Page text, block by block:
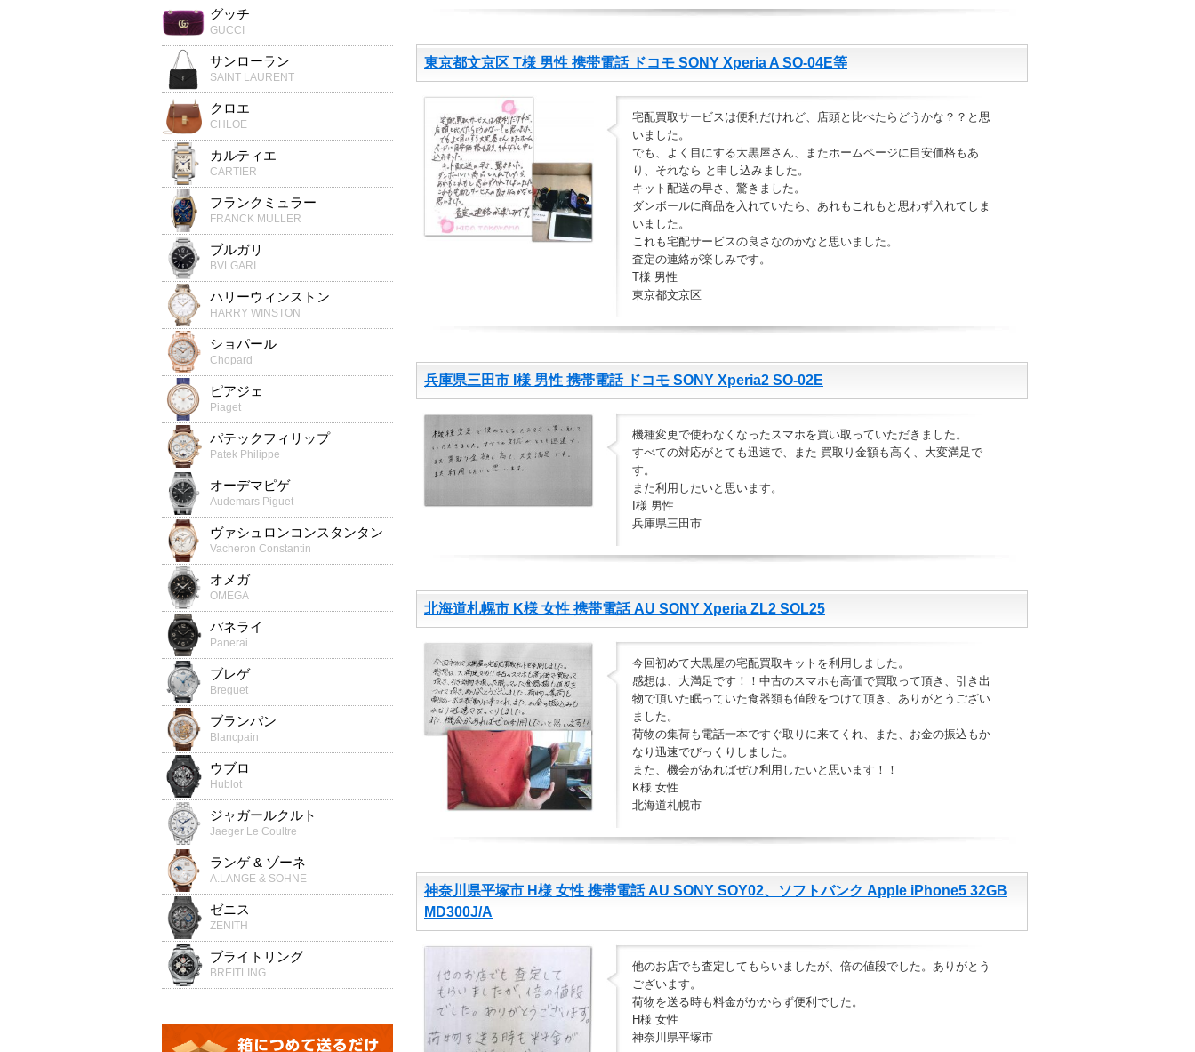
東京都文京区 T様 男性 携帯電話 ドコモ SONY Xperia A SO-04E等
宅配買取サービスは便利だけれど、店頭と比べたらどうかな？？と思
いました。
でも、よく目にする大黒屋さん、またホームページに目安価格もあ
り、それなら と申し込みました。
キット配送の早さ、驚きました。
ダンボールに商品を入れていたら、あれもこれもと思わず入れてしま
いました。
これも宅配サービスの良さなのかなと思いました。
査定の連絡が楽しみです。
T様 男性
東京都文京区
兵庫県三田市 I様 男性 携帯電話 ドコモ SONY Xperia2 SO-02E
機種変更で使わなくなったスマホを買い取っていただきました。
すべての対応がとても迅速で、また 買取り金額も高く、大変満足で
す。
また利用したいと思います。
I様 男性
兵庫県三田市
北海道札幌市 K様 女性 携帯電話 AU SONY Xperia ZL2 SOL25
今回初めて大黒屋の宅配買取キットを利用しました。
感想は、大満足です！！中古のスマホも高価で買取って頂き、引き出
物で頂いた眠っていた食器類も値段をつけて頂き、ありがとうござい
ました。
荷物の集荷も電話一本ですぐ取りに来てくれ、また、お金の振込もか
なり迅速でびっくりしました。
また、機会があればぜひ利用したいと思います！！
K様 女性
北海道札幌市
神奈川県平塚市 H様 女性 携帯電話 AU SONY SOY02、ソフトバンク Apple iPhone5 32GB
MD300J/A
他のお店でも査定してもらいましたが、倍の値段でした。ありがとう
ございます。
荷物を送る時も料金がかからず便利でした。
H様 女性
神奈川県平塚市
グッチ
GUCCI
サンローラン
SAINT LAURENT
クロエ
CHLOE
カルティエ
CARTIER
フランクミュラー
FRANCK MULLER
ブルガリ
BVLGARI
ハリーウィンストン
HARRY WINSTON
ショパール
Chopard
ピアジェ
Piaget
パテックフィリップ
Patek Philippe
オーデマピゲ
Audemars Piguet
ヴァシュロンコンスタンタン
Vacheron Constantin
オメガ
OMEGA
パネライ
Panerai
ブレゲ
Breguet
ブランパン
Blancpain
ウブロ
Hublot
ジャガールクルト
Jaeger Le Coultre
ランゲ & ゾーネ
A.LANGE & SOHNE
ゼニス
ZENITH
ブライトリング
BREITLING